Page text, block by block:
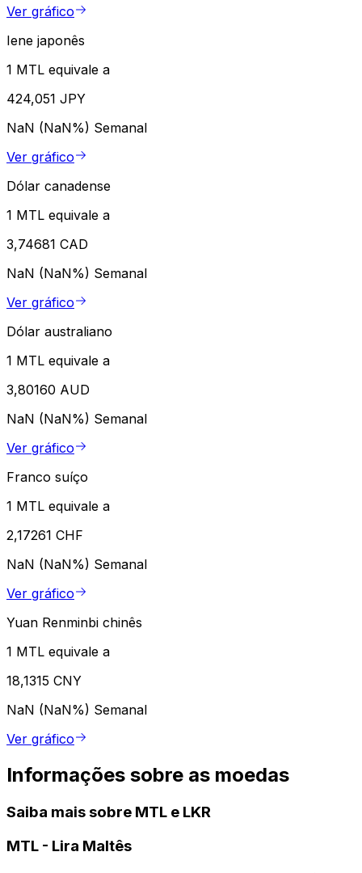
Ver gráfico
Iene japonês
1 MTL equivale a
424,051 JPY
NaN (NaN%) Semanal
Ver gráfico
Dólar canadense
1 MTL equivale a
3,74681 CAD
NaN (NaN%) Semanal
Ver gráfico
Dólar australiano
1 MTL equivale a
3,80160 AUD
NaN (NaN%) Semanal
Ver gráfico
Franco suíço
1 MTL equivale a
2,17261 CHF
NaN (NaN%) Semanal
Ver gráfico
Yuan Renminbi chinês
1 MTL equivale a
18,1315 CNY
NaN (NaN%) Semanal
Ver gráfico
Informações sobre as moedas
Saiba mais sobre MTL e LKR
MTL - Lira Maltês